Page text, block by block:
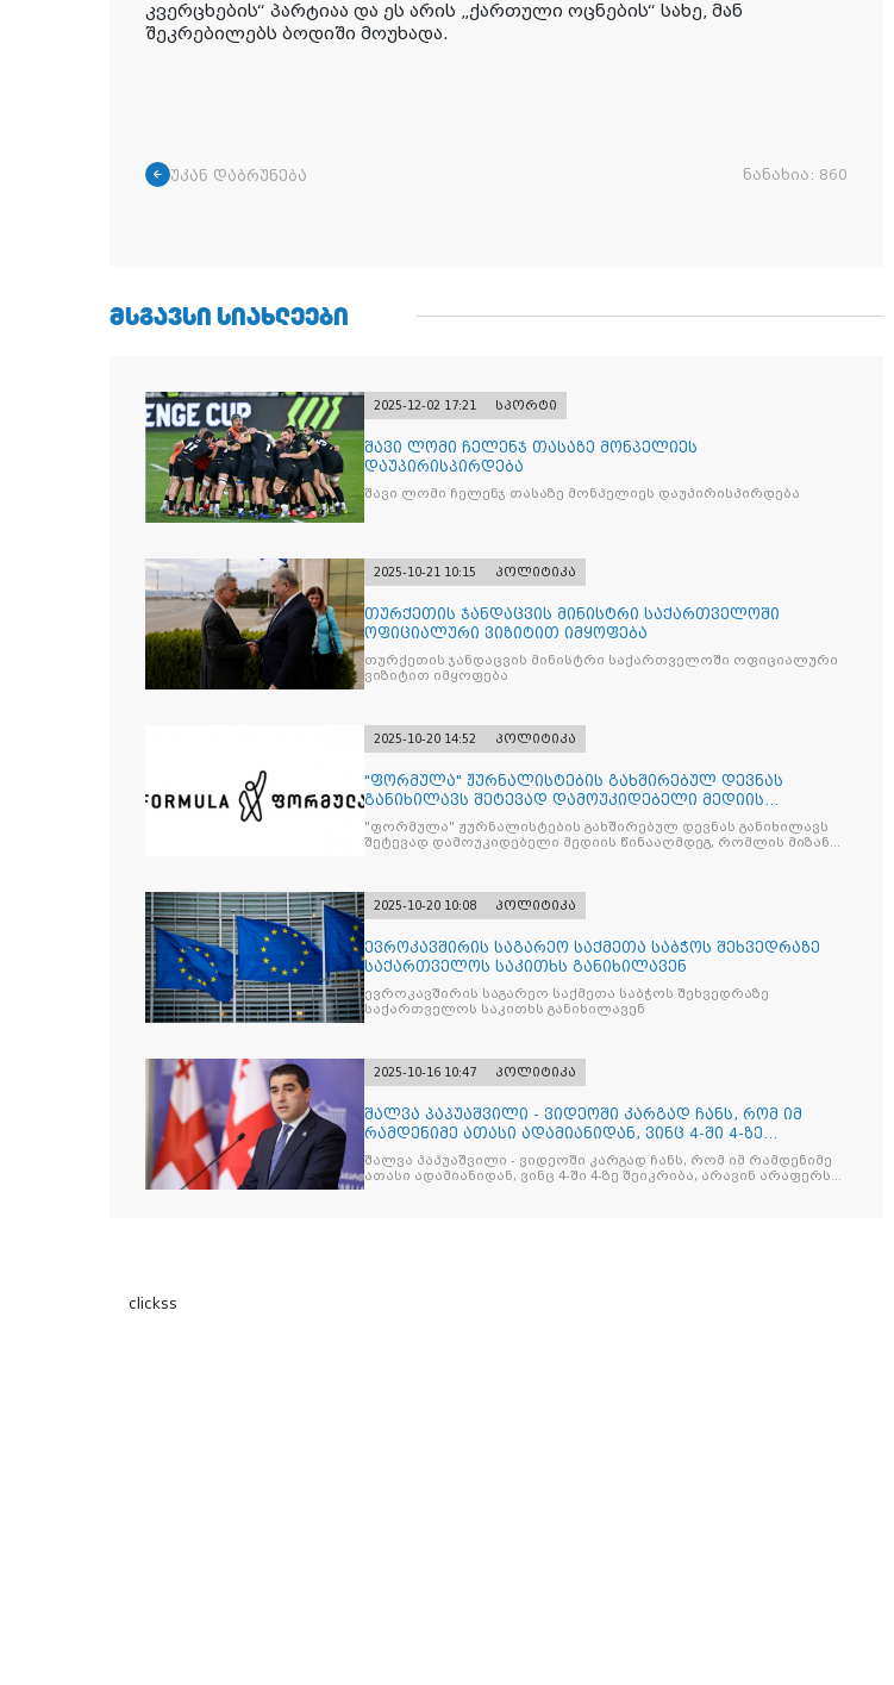
კვერცხების“ პარტიაა და ეს არის „ქართული ოცნების“ სახე, მან
შეკრებილებს ბოდიში მოუხადა.
უკან დაბრუნება ნანახია: 860
ᲛᲡᲒᲐᲕᲡᲘ ᲡᲘᲐᲮᲚᲔᲔᲑᲘ
2025-12-02 17:21 სპორტი
შავი ლომი ჩელენჯ თასაზე მონპელიეს
დაუპირისპირდება
შავი ლომი ჩელენჯ თასაზე მონპელიეს დაუპირისპირდება
2025-10-21 10:15 პოლიტიკა
თურქეთის ჯანდაცვის მინისტრი საქართველოში
ოფიციალური ვიზიტით იმყოფება
თურქეთის ჯანდაცვის მინისტრი საქართველოში ოფიციალური
ვიზიტით იმყოფება
2025-10-20 14:52 პოლიტიკა
"ფორმულა" ჟურნალისტების გახშირებულ დევნას
განიხილავს შეტევად დამოუკიდებელი მედიის
წინააღმდ
"ფორმულა" ჟურნალისტების გახშირებულ დევნას განიხილავს
შეტევად დამოუკიდებელი მედიის წინააღმდეგ, რომლის მიზანი
2025-10-20 10:08 პოლიტიკა
ევროკავშირის საგარეო საქმეთა საბჭოს შეხვედრაზე
საქართველოს საკითხს განიხილავენ
ევროკავშირის საგარეო საქმეთა საბჭოს შეხვედრაზე
საქართველოს საკითხს განიხილავენ
2025-10-16 10:47 პოლიტიკა
შალვა პაპუაშვილი - ვიდეოში კარგად ჩანს, რომ იმ
რამდენიმე ათასი ადამიანიდან, ვინც 4-ში 4-ზე
შეიკრიბა,
შალვა პაპუაშვილი - ვიდეოში კარგად ჩანს, რომ იმ რამდენიმე
ათასი ადამიანიდან, ვინც 4-ში 4-ზე შეიკრიბა, არავინ არაფერს
clickss